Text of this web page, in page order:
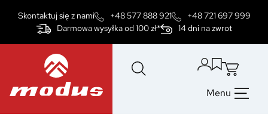
Skontaktuj się z nami +48 577 888 921
+48 721 697 999
Darmowa wysyłka od 100 zł*
14 dni na zwrot
Menu